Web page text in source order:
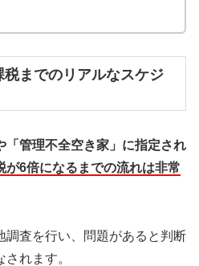
までのリアルなスケジ
「管理不全空き家」に指定され
が6倍になるまでの流れは非常
調査を行い、問題があると判断
れます。